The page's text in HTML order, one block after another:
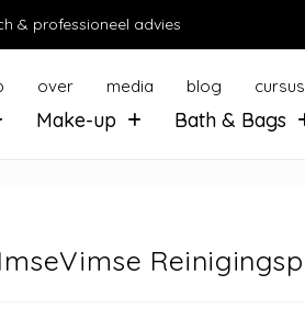
& professioneel advies
over media blog
Make-up Bath & Bags
ImseVimse